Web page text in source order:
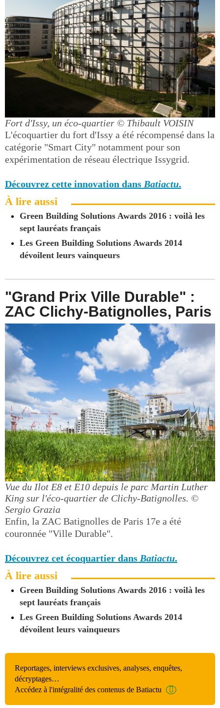
Fort d'Issy, un éco-quartier © Thibault VOISIN
L'écoquartier du fort d'Issy a été récompensé dans la
catégorie "Smart City" notamment pour son
expérimentation de réseau électrique Issygrid.
Découvrez cette innovation dans Batiactu.
À lire aussi
Green Building Solutions Awards 2016 : voilà les
sept lauréats français
Les Green Building Solutions Awards 2014
dévoilent leurs vainqueurs
"Grand Prix Ville Durable" :
ZAC Clichy-Batignolles, Paris
Vue du Ilot E8 et E10 depuis le parc Martin Luther
King sur l'éco-quartier de Clichy-Batignolles. ©
Sergio Grazia
Enfin, la ZAC Batignolles de Paris 17e a été
couronnée "Ville Durable".
Découvrez cet écoquartier dans Batiactu.
À lire aussi
Green Building Solutions Awards 2016 : voilà les
sept lauréats français
Les Green Building Solutions Awards 2014
dévoilent leurs vainqueurs
Reportages, interviews exclusives, analyses, enquêtes,
décryptages…
Accédez à l'intégralité des contenus de Batiactu